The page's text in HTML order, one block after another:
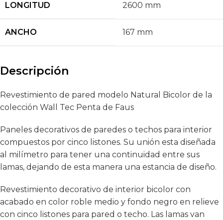
LONGITUD 2600 mm
ANCHO 167 mm
Descripción
Revestimiento de pared modelo Natural Bicolor de la
colección Wall Tec Penta de Faus
Paneles decorativos de paredes o techos para interior
compuestos por cinco listones. Su unión esta diseñada
al milímetro para tener una continuidad entre sus
lamas, dejando de esta manera una estancia de diseño.
Revestimiento decorativo de interior bicolor con
acabado en color roble medio y fondo negro en relieve
con cinco listones para pared o techo. Las lamas van